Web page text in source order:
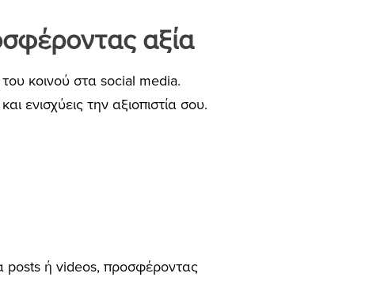
αξία
κοινού στα social media.
ενισχύεις την αξιοπιστία σου.
posts ή videos, προσφέροντας